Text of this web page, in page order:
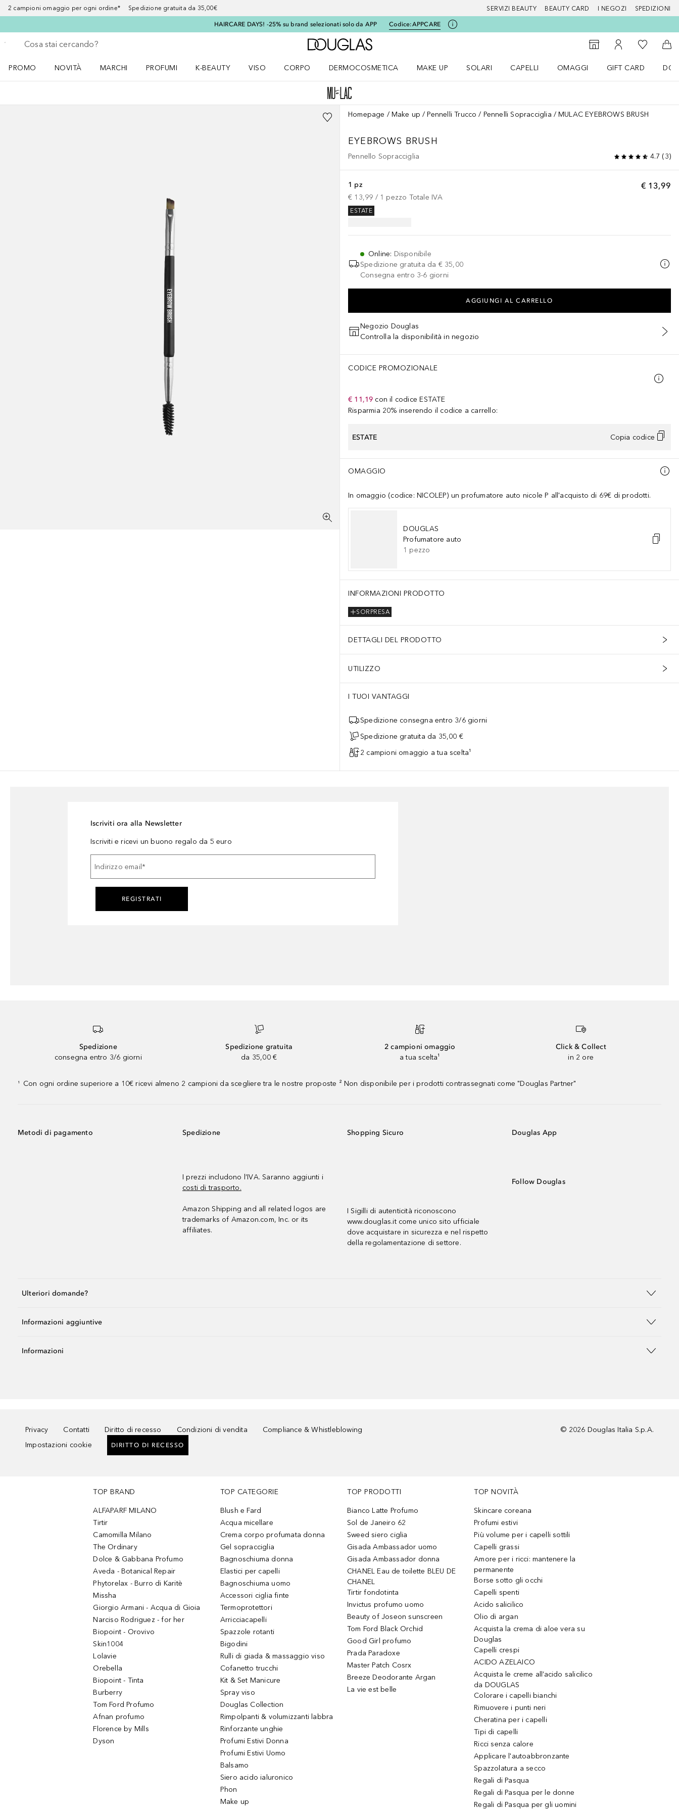
2 campioni omaggio per ogni ordine* Spedizione gratuita da 35,00€ SERVIZI BEAUTY BEAUTY CARD I NEGOZI SPEDIZIONI
HAIRCARE DAYS! -25% su brand selezionati solo da APP Codice:APPCARE
Torna indietro
Esegui ricerca
A Douglas Home
StorefinderAl Mio Account
Alla Mia
Al
PROMO
NOVITÀ
MARCHI
PROFUMI
K-BEAUTY
VISO
CORPO
DERMOCOSMETICA
MAKE UP
SOLARI
CAPELLI
OMAGGI
GIFT CARD
Homepage Make up Pennelli Trucco Pennelli Sopracciglia MULAC EYEBROWS BRUSH
EYEBROWS BRUSH
Pennello Sopracciglia 4.7 (3)
€ 13,99
1 pz
€ 13,99 / 1 pezzo Totale IVA
ESTATE
Online: Disponibile
Spedizione gratuita da € 35,00
Consegna entro 3-6 giorni
AGGIUNGI AL CARRELLO
Negozio Douglas
Controlla la disponibilità in negozio
CODICE PROMOZIONALE
€ 11,19 con il codice ESTATE
Risparmia 20% inserendo il codice a carrello:
ESTATE Copia codice
OMAGGIO
In omaggio (codice: NICOLEP) un profumatore auto nicole P all'acquisto di 69€ di prodotti.
DOUGLAS
Profumatore auto
1 pezzo
INFORMAZIONI PRODOTTO
SORPRESA
DETTAGLI DEL PRODOTTO
UTILIZZO
I TUOI VANTAGGI
Spedizione consegna entro 3/6 giorni
Spedizione gratuita da 35,00 €
2 campioni omaggio a tua scelta¹
Iscriviti ora alla Newsletter
Iscriviti e ricevi un buono regalo da 5 euro
Indirizzo email *
REGISTRATI
Spedizione
consegna entro 3/6 giorni
Spedizione gratuita
da 35,00 €
2 campioni omaggio
a tua scelta¹
Click & Collect
in 2 ore
¹ Con ogni ordine superiore a 10€ ricevi almeno 2 campioni da scegliere tra le nostre proposte ² Non disponibile per i prodotti contrassegnati come "Douglas Partner"
Metodi di pagamento Spedizione
I prezzi includono l’IVA. Saranno aggiunti i
costi di trasporto.
Amazon Shipping and all related logos are
trademarks of Amazon.com, Inc. or its
affiliates.
Shopping Sicuro
I Sigilli di autenticità riconoscono
www.douglas.it come unico sito ufficiale
dove acquistare in sicurezza e nel rispetto
della regolamentazione di settore.
Douglas App
Follow Douglas
Ulteriori domande?
Informazioni aggiuntive
Informazioni
Privacy Contatti Diritto di recesso Condizioni di vendita
Compliance & Whistleblowing
Impostazioni cookie
DIRITTO DI RECESSO
© 2026 Douglas Italia S.p.A.
TOP BRAND
ALFAPARF MILANO
Tirtir
Camomilla Milano
The Ordinary
Dolce & Gabbana Profumo
Aveda - Botanical Repair
Phytorelax - Burro di Karitè
Missha
Giorgio Armani - Acqua di Gioia
Narciso Rodriguez - for her
Biopoint - Orovivo
Skin1004
Lolavie
Orebella
Biopoint - Tinta
Burberry
Tom Ford Profumo
Afnan profumo
Florence by Mills
Dyson
TOP CATEGORIE
Blush e Fard
Acqua micellare
Crema corpo profumata donna
Gel sopracciglia
Bagnoschiuma donna
Elastici per capelli
Bagnoschiuma uomo
Accessori ciglia finte
Termoprotettori
Arricciacapelli
Spazzole rotanti
Bigodini
Rulli di giada & massaggio viso
Cofanetto trucchi
Kit & Set Manicure
Spray viso
Douglas Collection
Rimpolpanti & volumizzanti labbra
Rinforzante unghie
Profumi Estivi Donna
Profumi Estivi Uomo
Balsamo
Siero acido ialuronico
Phon
Make up
TOP PRODOTTI
Bianco Latte Profumo
Sol de Janeiro 62
Sweed siero ciglia
Gisada Ambassador uomo
Gisada Ambassador donna
CHANEL Eau de toilette BLEU DE
CHANEL
Tirtir fondotinta
Invictus profumo uomo
Beauty of Joseon sunscreen
Tom Ford Black Orchid
Good Girl profumo
Prada Paradoxe
Master Patch Cosrx
Breeze Deodorante Argan
La vie est belle
TOP NOVITÀ
Skincare coreana
Profumi estivi
Più volume per i capelli sottili
Capelli grassi
Amore per i ricci: mantenere la
permanente
Borse sotto gli occhi
Capelli spenti
Acido salicilico
Olio di argan
Acquista la crema di aloe vera su
Douglas
Capelli crespi
ACIDO AZELAICO
Acquista le creme all’acido salicilico
da DOUGLAS
Colorare i capelli bianchi
Rimuovere i punti neri
Cheratina per i capelli
Tipi di capelli
Ricci senza calore
Applicare l'autoabbronzante
Spazzolatura a secco
Regali di Pasqua
Regali di Pasqua per le donne
Regali di Pasqua per gli uomini